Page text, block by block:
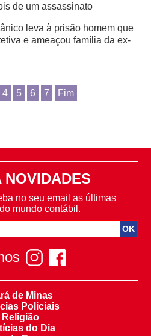
de um assassinato
leva à prisão homem que
e ameaçou família da ex-
4 5 6 7 Fim
NOVIDADES
no seu email as últimas
mundo contábil.
de Minas
Policiais
Religião
do Dia